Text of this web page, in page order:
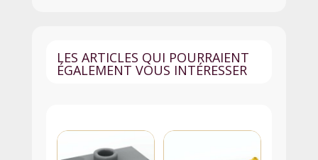
26603pb183
-
LES ARTICLES QUI POURRAIENT
ÉGALEMENT VOUS INTÉRESSER